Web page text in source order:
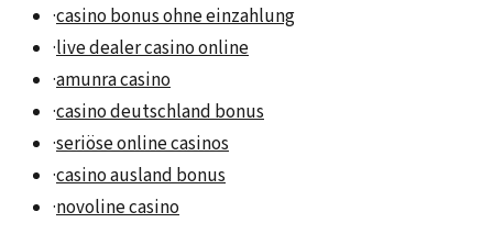
·casino bonus ohne einzahlung
·live dealer casino online
·amunra casino
·casino deutschland bonus
·seriöse online casinos
·casino ausland bonus
·novoline casino